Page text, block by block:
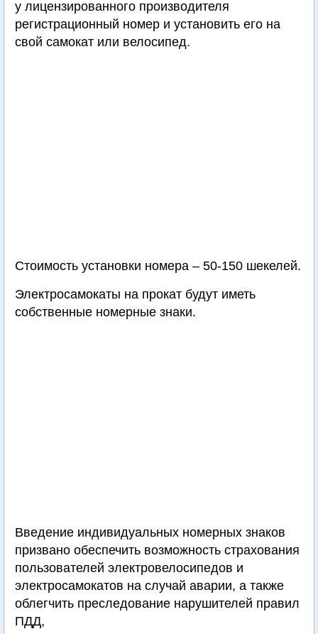
у лицензированного производителя
регистрационный номер и установить его на
свой самокат или велосипед.
Стоимость установки номера – 50-150 шекелей.
Электросамокаты на прокат будут иметь
собственные номерные знаки.
Введение индивидуальных номерных знаков
призвано обеспечить возможность страхования
пользователей электровелосипедов и
электросамокатов на случай аварии, а также
облегчить преследование нарушителей правил
ПДД,